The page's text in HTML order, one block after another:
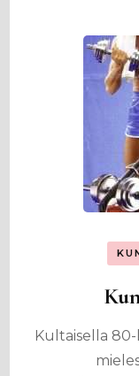
Kultaisella